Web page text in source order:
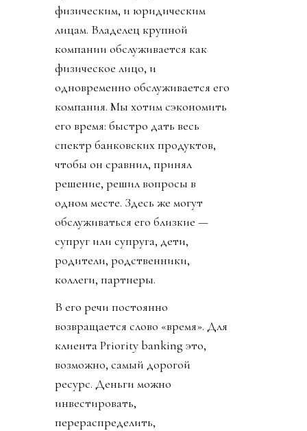
физическим, и юридическим
лицам. Владелец крупной
компании обслуживается как
физическое лицо, и
одновременно обслуживается его
компания. Мы хотим сэкономить
его время: быстро дать весь
спектр банковских продуктов,
чтобы он сравнил, принял
решение, решил вопросы в
одном месте. Здесь же могут
обслуживаться его близкие —
супруг или супруга, дети,
родители, родственники,
коллеги, партнеры.
В его речи постоянно
возвращается слово «время». Для
клиента Priority banking это,
возможно, самый дорогой
ресурс. Деньги можно
инвестировать,
перераспределить,